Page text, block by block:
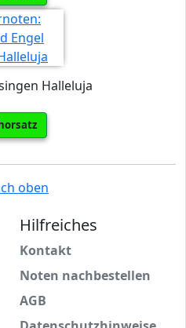
Halleluja
Hilfreiches
Kontakt
Noten nachbestellen
AGB